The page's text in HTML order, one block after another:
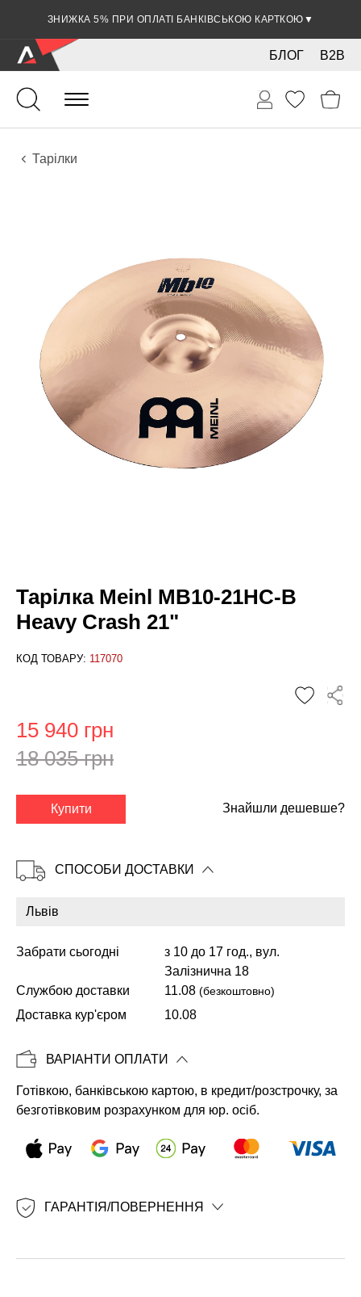
ЗНИЖКА 5% ПРИ ОПЛАТІ БАНКІВСЬКОЮ КАРТКОЮ ▼
B2B
БЛОГ
Ударні
Тарілки
Інструменти
Тарілки
Тарілка Meinl MB10-21HC-B
Heavy Crash 21"
КОД ТОВАРУ: 117070
Копіювати
15 940 грн
18 035 грн
Купити Знайшли дешевше?
СПОСОБИ ДОСТАВКИ
Забрати сьогодні
з 10 до 17 год., вул.
Залізнична 18
Службою доставки
11.08 (безкоштовно)
Доставка кур'єром 10.08
ВАРІАНТИ ОПЛАТИ
Готівкою, банківською картою, в кредит/розстрочку, за
безготівковим розрахунком для юр. осіб.
ГАРАНТІЯ/ПОВЕРНЕННЯ